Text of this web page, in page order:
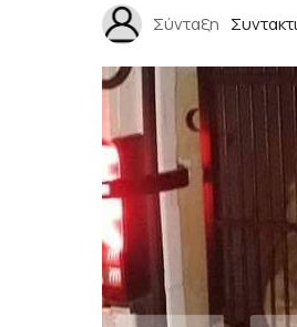
Σύνταξη